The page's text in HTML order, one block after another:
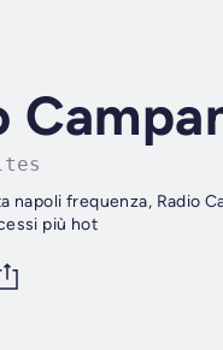
napoli frequenza, Radio
più hot